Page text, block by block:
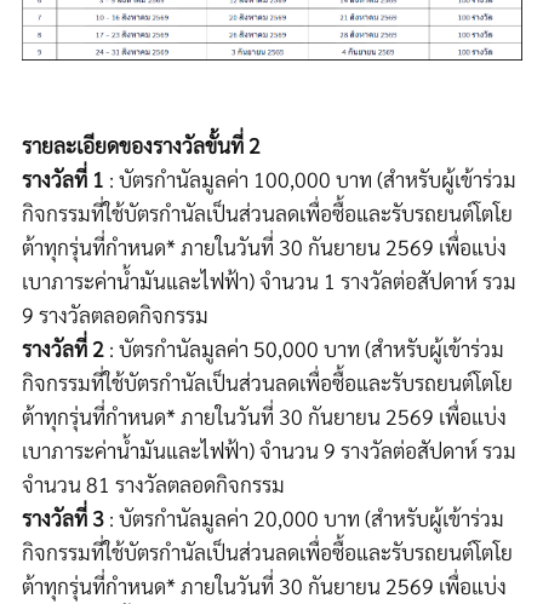
รายละเอียดของรางวัลขั้นที่ 2
รางวัลที่ 1 : บัตรกำนัลมูลค่า 100,000 บาท (สำหรับผู้เข้าร่วม
กิจกรรมที่ใช้บัตรกำนัลเป็นส่วนลดเพื่อซื้อและรับรถยนต์โตโย
ต้าทุกรุ่นที่กำหนด*ภายในวันที่ 30 กันยายน 2569 เพื่อแบ่ง
เบาภาระค่าน้ำมันและไฟฟ้า)จำนวน 1 รางวัลต่อสัปดาห์ รวม
9 รางวัลตลอดกิจกรรม
รางวัลที่ 2: บัตรกำนัลมูลค่า 50,000 บาท (สำหรับผู้เข้าร่วม
กิจกรรมที่ใช้บัตรกำนัลเป็นส่วนลดเพื่อซื้อและรับรถยนต์โตโย
ต้าทุกรุ่นที่กำหนด*ภายในวันที่ 30 กันยายน 2569 เพื่อแบ่ง
เบาภาระค่าน้ำมันและไฟฟ้า)จำนวน 9 รางวัลต่อสัปดาห์ รวม
จำนวน 81 รางวัลตลอดกิจกรรม
รางวัลที่ 3: บัตรกำนัลมูลค่า 20,000 บาท (สำหรับผู้เข้าร่วม
กิจกรรมที่ใช้บัตรกำนัลเป็นส่วนลดเพื่อซื้อและรับรถยนต์โตโย
ต้าทุกรุ่นที่กำหนด*ภายในวันที่ 30 กันยายน 2569 เพื่อแบ่ง